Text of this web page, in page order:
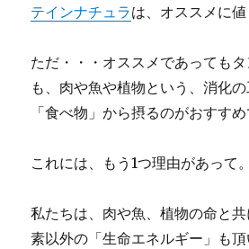
テインナチュラは、オススメに
ただ・・・オススメであっても
も、肉や魚や植物という、消化
「食べ物」から摂るのがおすすめ
これには、もう1つ理由があって。
私たちは、肉や魚、植物の命と
素以外の「生命エネルギー」も頂